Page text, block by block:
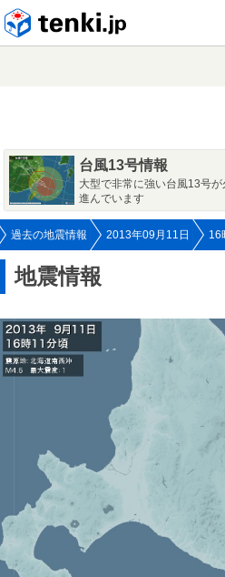
台風13号情報
大型で非常に強い台風13号
進んでいます
過去の地震情報 2013年09月11日 16
地震情報